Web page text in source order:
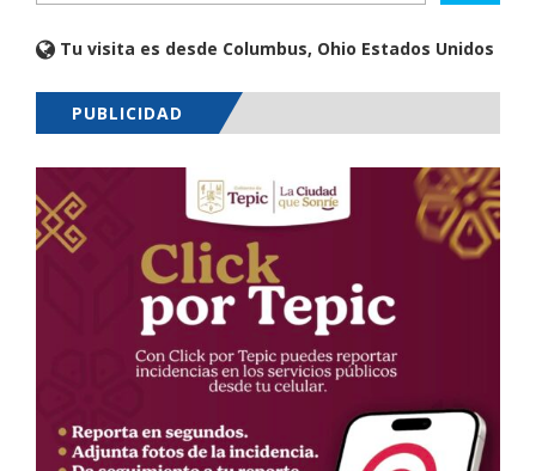
Tu visita es desde Columbus, Ohio Estados Unidos
PUBLICIDAD